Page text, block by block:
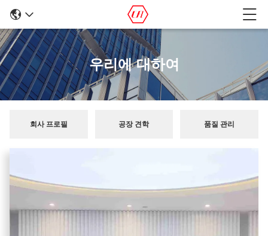
우리에 대하여
회사 프로필 공장 견학 품질 관리